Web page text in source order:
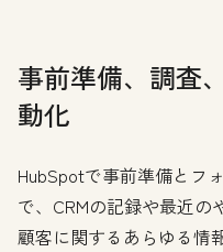
事前準備、調査
動化
HubSpotで事前準備とフ
で、CRMの記録や最近の
顧客に関するあらゆる情